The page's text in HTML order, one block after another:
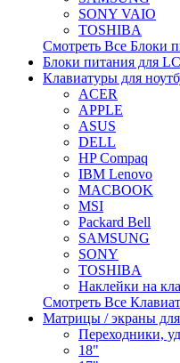
SONY VAIO
TOSHIBA
Смотреть Все Блоки
Блоки питания для
Клавиатуры для
ACER
APPLE
ASUS
DELL
HP Compaq
IBM Lenovo
MACBOOK
MSI
Packard Bell
SAMSUNG
SONY
TOSHIBA
Наклейки на
Смотреть Все
Матрицы / экраны для
Переходники,
18"